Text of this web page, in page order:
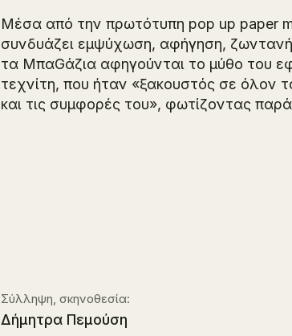
Μέσα από την πρωτότυπη pop up paper
συνδυάζει εμψύχωση, αφήγηση,
τα ΜπαGάζια αφηγούνται το μύθο του
τεχνίτη, που ήταν «ξακουστός σε όλον
και τις συμφορές του», φωτίζοντας
Σύλληψη, σκηνοθεσία:
Δήμητρα Πεμούση